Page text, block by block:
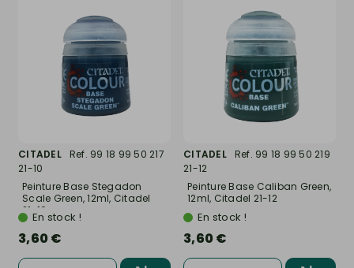
CITADEL
Ref. 99 18 99 50 217
21-10
Peinture Base Stegadon
Scale Green, 12ml, Citadel
21-10En stock !
3,60 €
CITADEL
Ref. 99 18 99 50 219
21-12
Peinture Base Caliban Green,
12ml, Citadel 21-12
En stock !
3,60 €